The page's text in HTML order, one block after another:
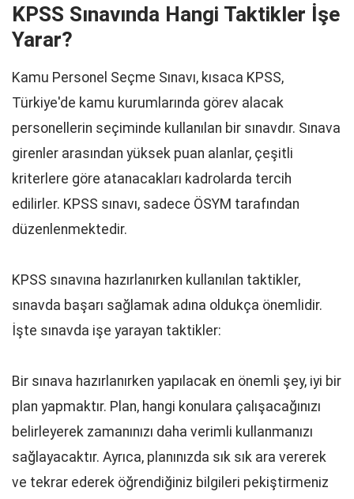
KPSS Sınavında Hangi Taktikler İşe
Yarar?
Kamu Personel Seçme Sınavı, kısaca KPSS,
Türkiye'de kamu kurumlarında görev alacak
personellerin seçiminde kullanılan bir sınavdır. Sınava
girenler arasından yüksek puan alanlar, çeşitli
kriterlere göre atanacakları kadrolarda tercih
edilirler. KPSS sınavı, sadece ÖSYM tarafından
düzenlenmektedir.
KPSS sınavına hazırlanırken kullanılan taktikler,
sınavda başarı sağlamak adına oldukça önemlidir.
İşte sınavda işe yarayan taktikler:
Bir sınava hazırlanırken yapılacak en önemli şey, iyi bir
plan yapmaktır. Plan, hangi konulara çalışacağınızı
belirleyerek zamanınızı daha verimli kullanmanızı
sağlayacaktır. Ayrıca, planınızda sık sık ara vererek
ve tekrar ederek öğrendiğiniz bilgileri pekiştirmeniz